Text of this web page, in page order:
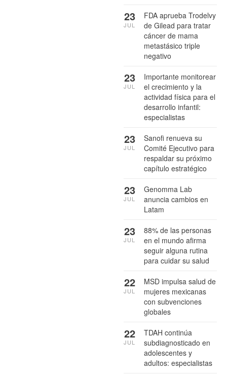
FDA aprueba Trodelvy
de Gilead para tratar
cáncer de mama
metastásico triple
negativo
23
JUL
Importante monitorear
el crecimiento y la
actividad física para el
desarrollo infantil:
especialistas
23
JUL
Sanofi renueva su
Comité Ejecutivo para
respaldar su próximo
capítulo estratégico
23
JUL
Genomma Lab
anuncia cambios en
Latam
23
JUL
88% de las personas
en el mundo afirma
seguir alguna rutina
para cuidar su salud
23
JUL
MSD impulsa salud de
mujeres mexicanas
con subvenciones
globales
22
JUL
TDAH continúa
subdiagnosticado en
adolescentes y
adultos: especialistas
22
JUL